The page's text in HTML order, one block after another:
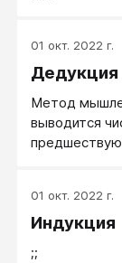
01 окт. 2022 г.
Дедукция
Метод
выводится
01 окт. 2022 г.
Индукция
;;